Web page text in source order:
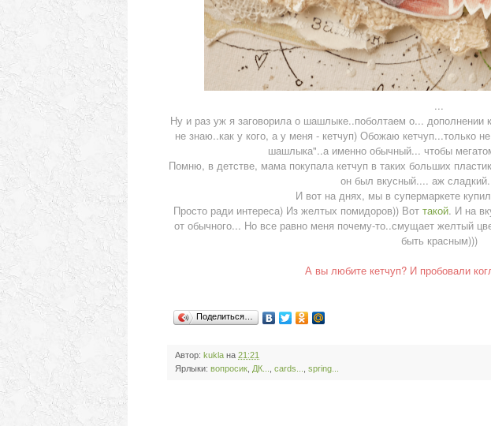
...
Ну и раз уж я заговорила о шашлыке..поболтаем о... дополнении
не знаю..как у кого, а у меня - кетчуп) Обожаю кетчуп...только
шашлыка"..а именно обычный... чтобы
Помню, в детстве, мама покупала кетчуп в таких больших
он был вкусный.... аж
И вот на днях, мы в супермаркете
Просто ради интереса) Из желтых помидоров)) Вот такой. И на
от обычного... Но все равно меня почему-то..смущает желтый
быть красным)))
А вы любите кетчуп? И пробовали
Поделиться…
Автор: kukla на 21:21
Ярлыки: вопросик ДК... сards... spring...